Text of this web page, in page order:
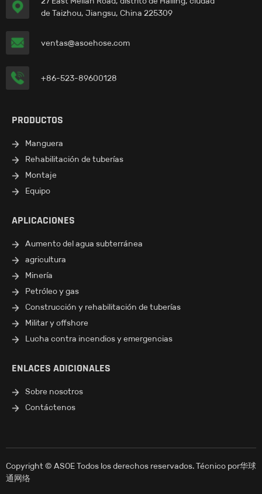
de Taizhou, Jiangsu, China 225309
ventas@asoehose.com
+86-523-89600128
PRODUCTOS
Manguera
Rehabilitación de tuberías
Montaje
Equipo
APLICACIONES
Aumento del agua subterránea
agricultura
Minería
Petróleo y gas
Construcción y rehabilitación de tuberías
Militar y offshore
Lucha contra incendios y emergencias
ENLACES ADICIONALES
Sobre nosotros
Contáctenos
Copyright © ASOE Todos los derechos reservados. Técnico por华球
通网络